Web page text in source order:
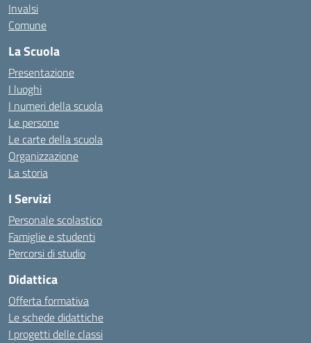
Invalsi
Comune
La Scuola
Presentazione
I luoghi
I numeri della scuola
Le persone
Le carte della scuola
Organizzazione
La storia
I Servizi
Personale scolastico
Famiglie e studenti
Percorsi di studio
Didattica
Offerta formativa
Le schede didattiche
I progetti delle classi